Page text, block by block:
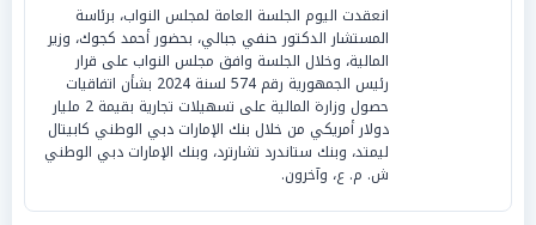
انعقدت اليوم الجلسة العامة لمجلس النواب، برئاسة
المستشار الدكتور حنفي جبالي، بحضور أحمد كجوك، وزير
المالية، وخلال الجلسة وافق مجلس النواب على قرار
رئيس الجمهورية رقم 574 لسنة 2024 بشأن اتفاقيات
حصول وزارة المالية على تسهيلات تجارية بقيمة 2 مليار
دولار أمريكي من خلال بنك الإمارات دبي الوطني كابيتال
ليمتد، وبنك ستاندرد تشارترد، وبنك الإمارات دبي الوطني
ش. م. ع، وآخرون.